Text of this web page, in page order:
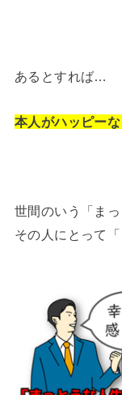
あるとすれば…
本人がハッピー
世間のいう「ま
その人にとって